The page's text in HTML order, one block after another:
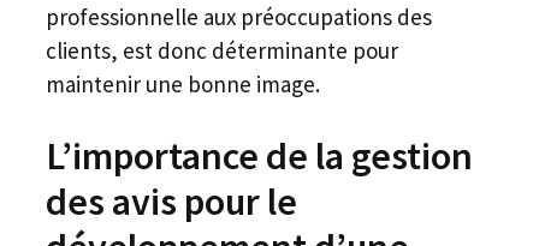
professionnelle aux préoccupations des
clients, est donc déterminante pour
maintenir une bonne image.
L’importance de la gestion
des avis pour le